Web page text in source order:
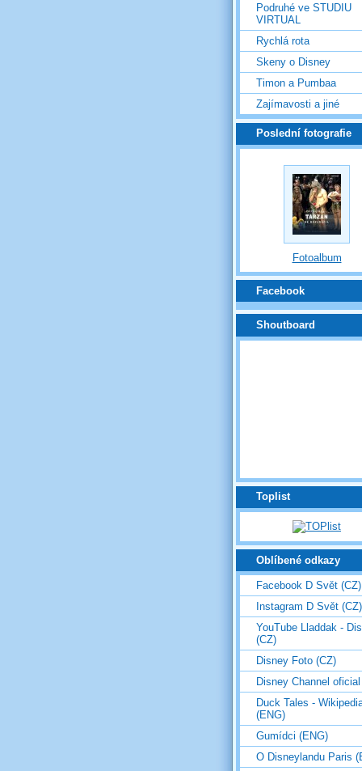
Podruhé ve STUDIU
VIRTUAL
Rychlá rota
Skeny o Disney
Timon a Pumbaa
Zajímavosti a jiné
Poslední fotografie
Fotoalbum
Facebook
Shoutboard
Toplist
Oblíbené odkazy
Facebook D Svět (CZ)
Instagram D Svět (CZ)
YouTube Lladdak -
(CZ)
Disney Foto (CZ)
Disney Channel
Duck Tales -
(ENG)
Gumídci (ENG)
O Disneylandu Paris